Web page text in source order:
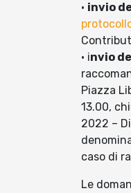
• invio
• invio
Piazza
13.00,
2022 –
caso di
Le